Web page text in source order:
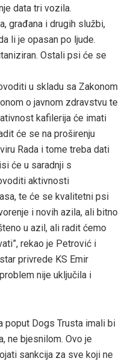
data tri vozila.
građana i drugih službi,
li je opasan po ljude.
Ostali psi će se
u skladu sa Zakonom
o javnom zdravstvu te
kafilerija će imati
će se na proširenju
Rada i tome treba dati
će u saradnji s
aktivnosti
te će se kvalitetni psi
i novih azila, ali bitno
u azil, ali radit ćemo
rekao je Petrović i
privrede KS Emir
nije uključila i
poput Dogs Trusta imali bi
ne bjesnilom. Ovo je
sankcija za sve koji ne